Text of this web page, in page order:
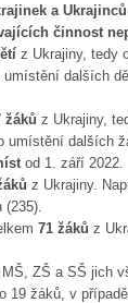
a
činnost
z Ukrajiny, tedy
dalších
žáků z Ukrajiny,
umístění dalších
od 1. září 2022.
z Ukrajiny.
71 žáků z
ZŠ a SŠ jich
19 žáků, v